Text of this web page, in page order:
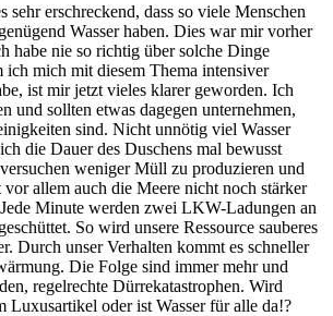
sehr erschreckend, dass so viele Menschen
Wasser haben. Dies war mir vorher
habe nie so richtig über solche Dinge
ich mich mit diesem Thema intensiver
ist mir jetzt vieles klarer geworden. Ich
und sollten etwas dagegen unternehmen,
sind. Nicht unnötig viel Wasser
die Dauer des Duschens mal bewusst
weniger Müll zu produzieren und
vor allem auch die Meere nicht noch stärker
Minute werden zwei LKW-Ladungen an
So wird unsere Ressource sauberes
Durch unser Verhalten kommt es schneller
Die Folge sind immer mehr und
regelrechte Dürrekatastrophen. Wird
Luxusartikel oder ist Wasser für alle da!?